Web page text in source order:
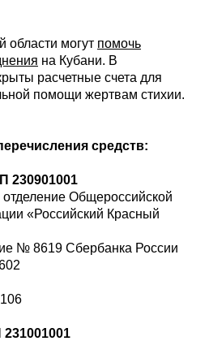
области могут помочь
на Кубани. В
расчетные счета для
помощи жертвам стихии.
средств:
230901001
отделение Общероссийской
«Российский Красный
№ 8619 Сбербанка России